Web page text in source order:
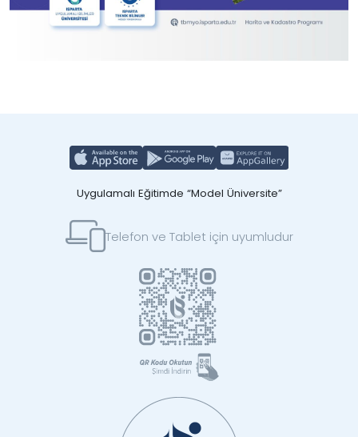
Uygulamalı Eğitimde “Model Üniversite”
Telefon ve Tablet için uyumludur